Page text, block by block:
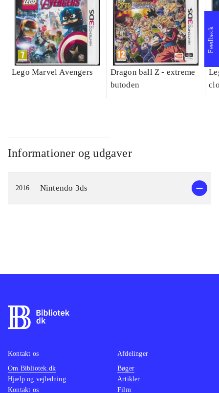
Lego Marvel Avengers
Dragon ball Z - extreme
butoden
Informationer og udgaver
2016 Nintendo 3ds
Feedback
Kontakt os
Om Bibliotek.dk
Hjælp og vejledning
Kontakt os
Afdelinger
Bøger
Artikler
Film